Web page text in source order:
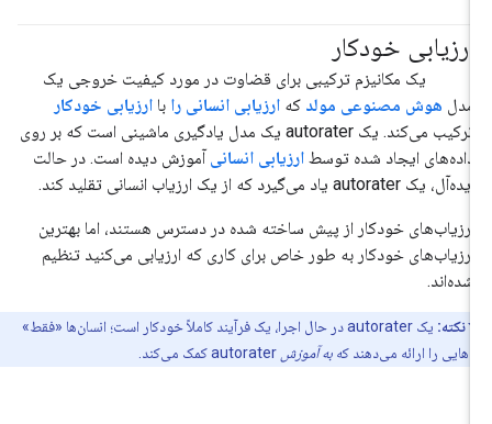
ارزیابی خودکار
#هوش_مصنوعی_تولیدی
یک مکانیزم ترکیبی برای قضاوت در مورد کیفیت خروجی یک
مدل هوش مصنوعی مولد که ارزیابی انسانی را با ارزیابی خودکار
ترکیب می‌کند. یک autorater یک مدل یادگیری ماشینی است که بر روی
داده‌های ایجاد شده توسط ارزیابی انسانی آموزش دیده است. در حالت
ایده‌آل، یک autorater یاد می‌گیرد که از یک ارزیاب انسانی تقلید کند.
ارزیاب‌های خودکار از پیش ساخته شده در دسترس هستند، اما بهترین
ارزیاب‌های خودکار به طور خاص برای کاری که ارزیابی می‌کنید تنظیم
شده‌اند.
نکته:
یک autorater در حال اجرا، یک فرآیند کاملاً خودکار است؛ انسان‌ها «فقط»
داده‌هایی را ارائه می‌دهند که به آموزش